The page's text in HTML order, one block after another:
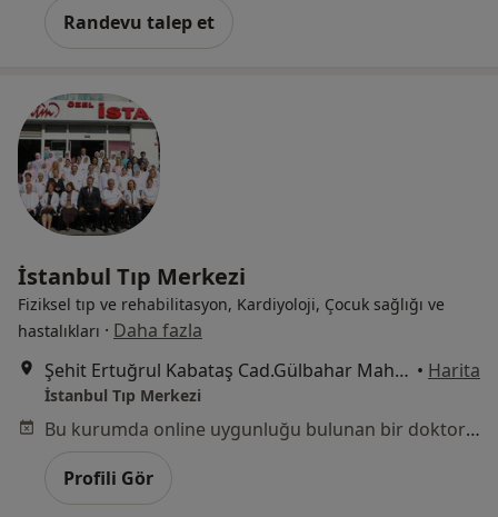
Randevu talep et
İstanbul Tıp Merkezi
Fiziksel tıp ve rehabilitasyon, Kardiyoloji, Çocuk sağlığı ve
hastalıkları · Daha fazla
Şehit Ertuğrul Kabataş Cad.Gülbahar Mahallesi . No:30, İstanbul • Harita
İstanbul Tıp Merkezi
Bu kurumda online uygunluğu bulunan bir doktor veya uzman bulunamadı
Profili Gör